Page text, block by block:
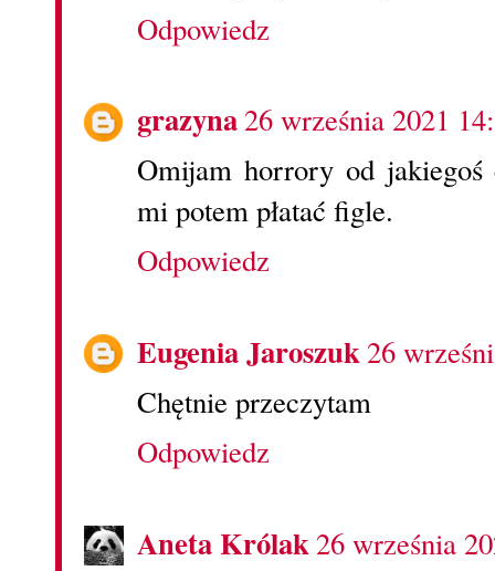
Odpowiedz
grazyna26 września 2021
Omijam horrory od
mi potem płatać figle.
Odpowiedz
Eugenia Jaroszuk26
Chętnie przeczytam
Odpowiedz
Aneta Królak26 września